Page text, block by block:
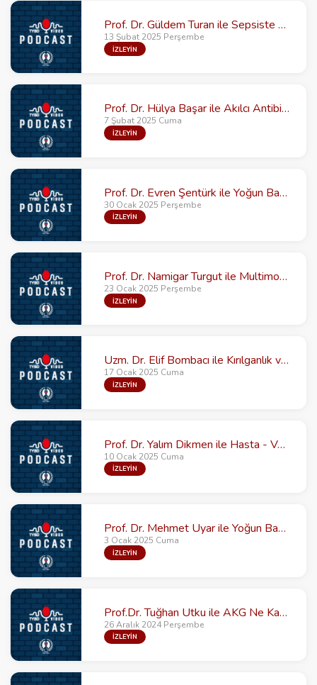
Prof. Dr. Güldem Turan ile Sepsiste Endotelin Rolü
13 Şubat 2025 Perşembe
İZLEYİN
Prof. Dr. Hülya Başar ile Akılcı Antibiyotik Kullanımının Direnç Gelişimine Etkisi
7 Şubat 2025 Cuma
İZLEYİN
Prof. Dr. Evren Şentürk ile Yoğun Bakım Enfeksiyonlarında Hızlı Tanı
30 Ocak 2025 Perşembe
İZLEYİN
Prof. Dr. Namigar Turgut ile Multimodal Prehabilitasyon Sonuçları Etkiler mi?
23 Ocak 2025 Perşembe
İZLEYİN
Uzm. Dr. Elif Bombacı ile Kırılganlık ve Sarkopeni
17 Ocak 2025 Cuma
İZLEYİN
Prof. Dr. Yalım Dikmen ile Hasta - Ventilatör Uyumsuzluğu
10 Ocak 2025 Cuma
İZLEYİN
Prof. Dr. Mehmet Uyar ile Yoğun Bakımların Akılcı Kullanımı Neden Önemli?
3 Ocak 2025 Cuma
İZLEYİN
Prof.Dr. Tuğhan Utku ile AKG Ne Kadar Önemli?
26 Aralık 2024 Perşembe
İZLEYİN